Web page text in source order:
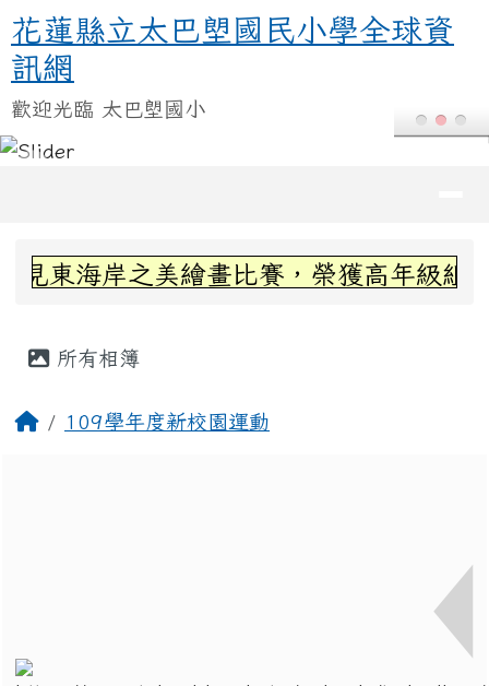
跳至主內容區
花蓮縣立太巴塱國民小學全球資訊
花蓮縣立太巴塱國民小學全球資
訊網
歡迎光臨 太巴塱國小
上中區域內容
海岸之美繪畫比賽，榮獲高年級組第
所有相簿
回首頁109學年度新校園運動